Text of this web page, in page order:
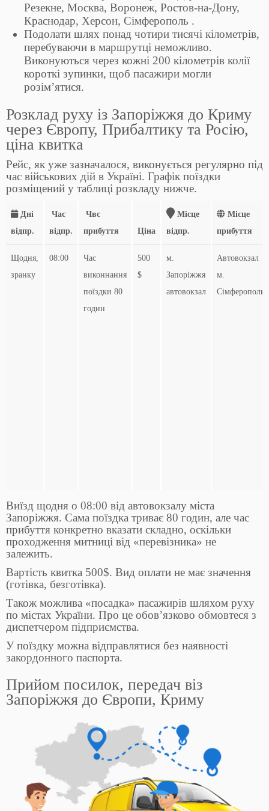
Резекне, Москва, Воронеж, Ростов-на-Дону,
Краснодар, Херсон, Сімферополь .
Подолати шлях понад чотири тисячі кілометрів,
перебуваючи в маршрутці неможливо.
Виконуються через кожні 200 кілометрів колії
короткі зупинки, щоб пасажири могли
розім’ятися.
Розклад руху із Запоріжжя до Криму
через Європу, Прибалтику та Росію,
ціна квитка
Рейс, як уже зазначалося, виконується регулярно під
час військових дій в Україні. Графік поїздки
розміщений у таблиці розкладу нижче.
Дні
відпр.
Час
відпр.
Чвс
прибуття
Ціна
Місце
відпр.
Місце
прибуття
Щодня,
зранку
08:00
Час
виконнання
поїздки 80
годин
500
$
м.
Запоріжжя
автовокзал
Автовокзал
м.
Сімферополь
Виїзд щодня о 08:00 від автовокзалу міста
Запоріжжя. Сама поїздка триває 80 годин, але час
прибуття конкретно вказати складно, оскільки
проходження митниці від «перевізника» не
залежить.
Вартість квитка 500$. Вид оплати не має значення
(готівка, безготівка).
Також можлива «посадка» пасажирів шляхом руху
по містах України. Про це обов’язково обмовтеся з
диспетчером підприємства.
У поїздку можна відправлятися без наявності
закордонного паспорта.
Прийом посилок, передач віз
Запоріжжя до Європи, Криму